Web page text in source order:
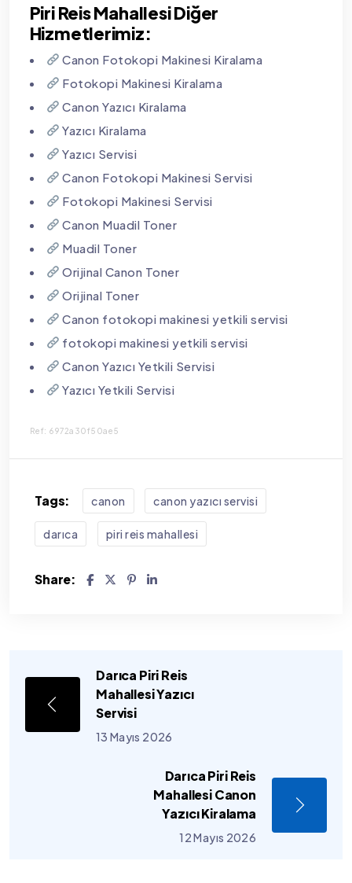
Piri Reis Mahallesi Diğer
Hizmetlerimiz:
Canon Fotokopi Makinesi Kiralama
Fotokopi Makinesi Kiralama
Canon Yazıcı Kiralama
Yazıcı Kiralama
Yazıcı Servisi
Canon Fotokopi Makinesi Servisi
Fotokopi Makinesi Servisi
Canon Muadil Toner
Muadil Toner
Orijinal Canon Toner
Orijinal Toner
Canon fotokopi makinesi yetkili servisi
fotokopi makinesi yetkili servisi
Canon Yazıcı Yetkili Servisi
Yazıcı Yetkili Servisi
Ref: 6972a30f50ae5
Tags: canon canon yazıcı servisi
darıca piri reis mahallesi
Share:
Darıca Piri Reis
Mahallesi Yazıcı
Servisi
13 Mayıs 2026
Darıca Piri Reis
Mahallesi Canon
Yazıcı Kiralama
12 Mayıs 2026